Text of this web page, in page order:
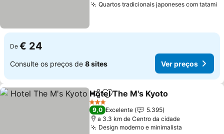
Quartos tradicionais japoneses com tatami
De € 24
Consulte os preços de 8 sites Ver preços
PartilharAdicionar aos favoritos
Hotel The M's Kyoto
3 Estrelas
9,0 Excelente
5.395
a 3.3 km de Centro da cidade
Design moderno e minimalista